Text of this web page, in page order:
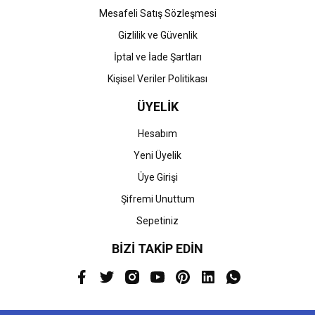
Mesafeli Satış Sözleşmesi
Gizlilik ve Güvenlik
İptal ve İade Şartları
Kişisel Veriler Politikası
ÜYELİK
Hesabım
Yeni Üyelik
Üye Girişi
Şifremi Unuttum
Sepetiniz
BİZİ TAKİP EDİN